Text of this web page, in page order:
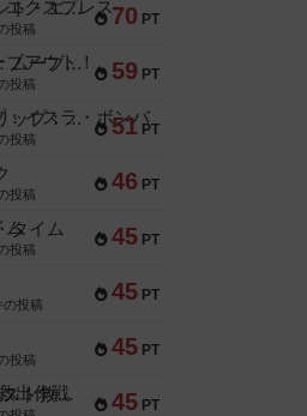
70 PT
トランスオリエント・エクスプレス
投稿
59 PT
アンブッシュ！：ムーブアウト！
投稿
51 PT
キャプテン・フリップ：イスラ・ボンバ
投稿
46 PT
投稿
45 PT
タイム
投稿
45 PT
の投稿
45 PT
投稿
45 PT
Bitter End ブタペスト救出作戦